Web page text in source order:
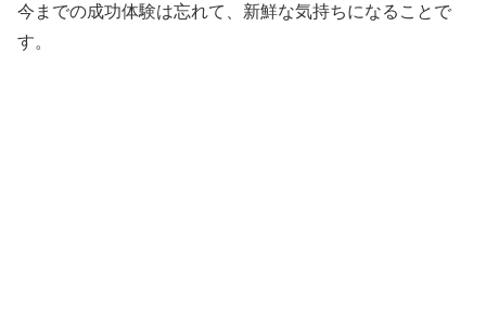
今までの成功体験は忘れて、新鮮な気持ちになることで
す。